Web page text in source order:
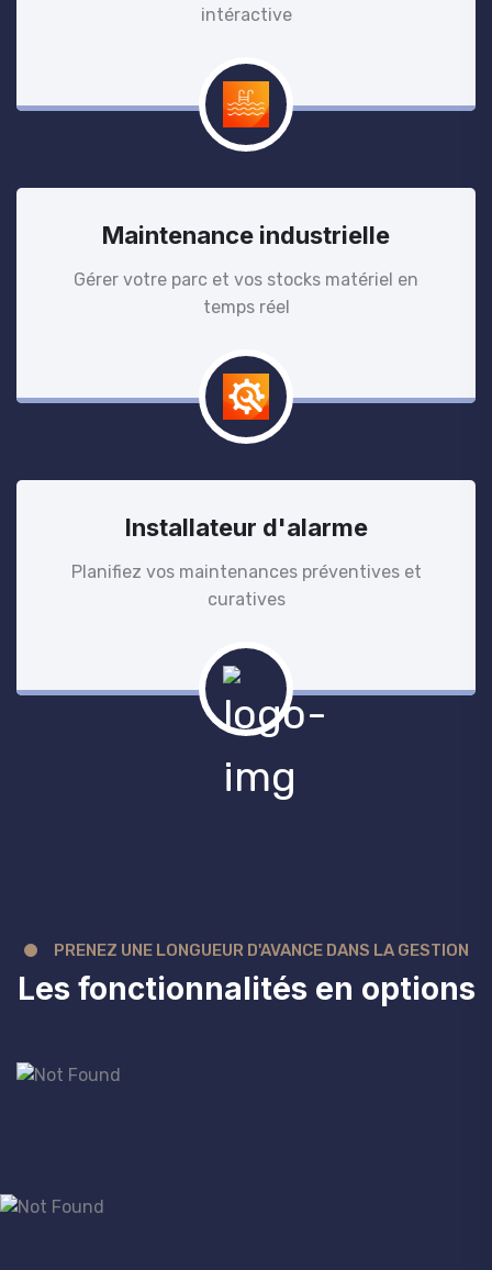
intéractive
Maintenance industrielle
Gérer votre parc et vos stocks matériel en
temps réel
Installateur d'alarme
Planifiez vos maintenances préventives et
curatives
PRENEZ UNE LONGUEUR D'AVANCE DANS LA GESTION
Les fonctionnalités en options